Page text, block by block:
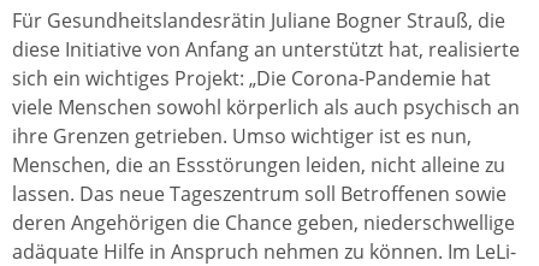
Für Gesundheitslandesrätin Juliane Bogner Strauß, die
diese Initiative von Anfang an unterstützt hat, realisierte
sich ein wichtiges Projekt: „Die Corona-Pandemie hat
viele Menschen sowohl körperlich als auch psychisch an
ihre Grenzen getrieben. Umso wichtiger ist es nun,
Menschen, die an Essstörungen leiden, nicht alleine zu
lassen. Das neue Tageszentrum soll Betroffenen sowie
deren Angehörigen die Chance geben, niederschwellige
adäquate Hilfe in Anspruch nehmen zu können. Im LeLi-